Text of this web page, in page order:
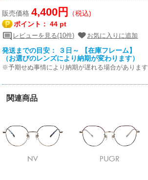
販売価格4,400円
（税込)
ポイント：44 pt
レビューを見る(10件) お気に入りに追加
発送までの目安： ３日～ 【在庫フレーム】
（お選びのレンズにより納期が変わります）
※予期せぬ事情により納期が遅れる場合があります
関連商品